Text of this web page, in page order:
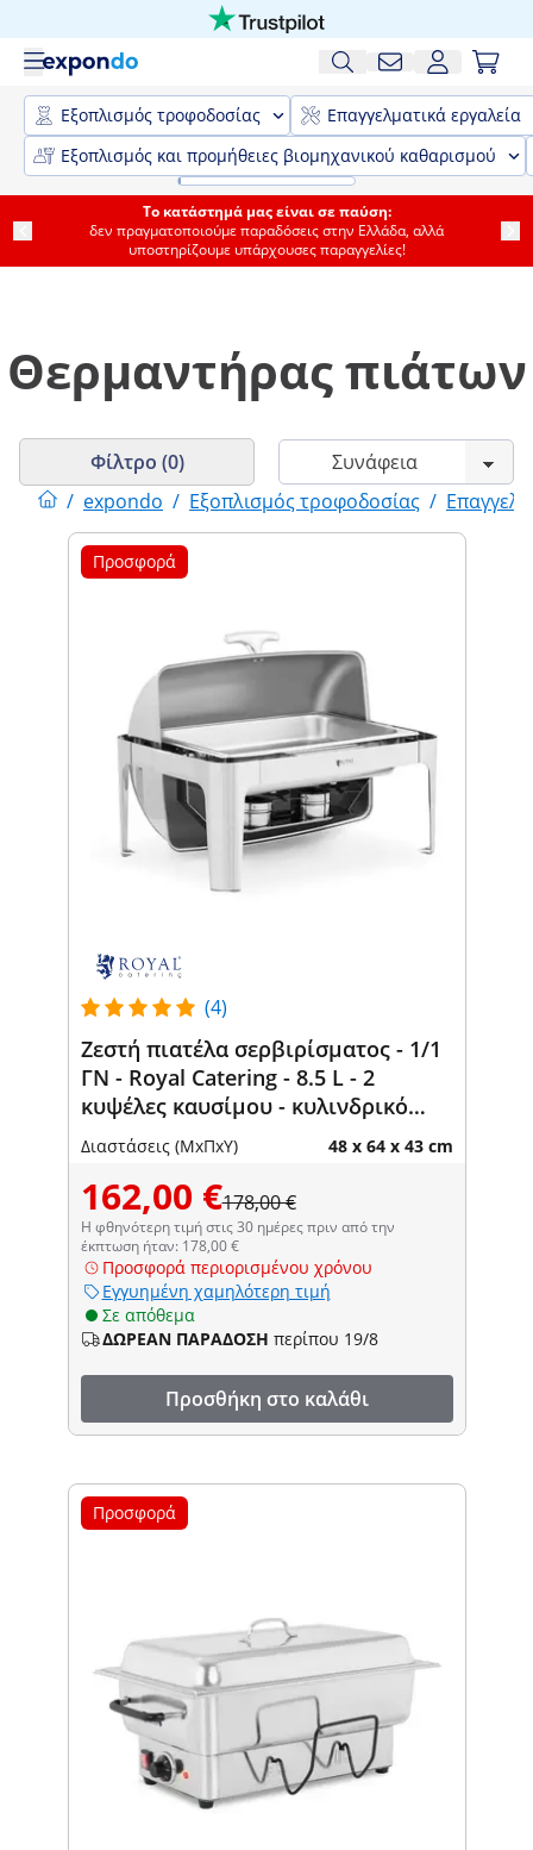
Εξοπλισμός τροφοδοσίας
Επαγγελματικά εργαλεία
Εξοπλισμός και προμήθειες βιομηχανικού καθαρισμού
Το κατάστημά μας είναι σε παύση:
δεν πραγματοποιούμε παραδόσεις στην Ελλάδα, αλλά
υποστηρίζουμε υπάρχουσες παραγγελίες!
Θερμαντήρας πιάτων
/ expondo / Εξοπλισμός τροφοδοσίας /
Φίλτρο (0)
Προσφορά
(4)
Ζεστή πιατέλα σερβιρίσματος - 1/1
ΓΝ - Royal Catering - 8.5 L - 2
κυψέλες καυσίμου - κυλινδρικό
καπάκι
Διαστάσεις (ΜxΠxΥ) 48 x 64 x 43 cm
162,00 €178,00 €
Η φθηνότερη τιμή στις 30 ημέρες πριν από την
έκπτωση ήταν: 178,00 €
Προσφορά περιορισμένου χρόνου
Εγγυημένη χαμηλότερη τιμή
Σε απόθεμα
ΔΩΡΕΑΝ ΠΑΡΑΔΟΣΗ περίπου 19/8
Προσθήκη στο καλάθι
Προσφορά